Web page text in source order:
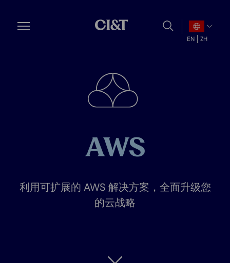
to
main
EN ZH
AWS
利用可扩展的 AWS 解决方案，全面升级您
的云战略